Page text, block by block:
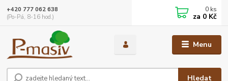
Menu
Hledat
+420 777 062 638
(Po-Pá, 8-16 hod.)
0 ks
za 0 Kč